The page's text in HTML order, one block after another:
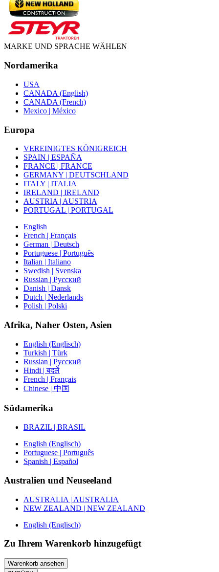
MARKE UND SPRACHE WÄHLEN
Nordamerika
USA
CANADA (English)
CANADA (French)
Mexico | México
Europa
VEREINIGTES KÖNIGREICH
SPAIN | ESPAÑA
FRANCE | FRANCE
GERMANY | DEUTSCHLAND
ITALY | ITALIA
IRELAND | IRELAND
AUSTRIA | AUSTRIA
PORTUGAL | PORTUGAL
English
French | Français
German | Deutsch
Portuguese | Português
Italian | Italiano
Swedish | Svenska
Russian | Русский
Danish | Dansk
Dutch | Nederlands
Polish | Polski
Afrika, Naher Osten, Asien
English (Englisch)
Turkish | Türk
Russian | Русский
Hindi | बदलें
French | Français
Chinese | 中国
Südamerika
BRAZIL | BRASIL
English (Englisch)
Portuguese | Português
Spanish | Español
Australien und Neuseeland
AUSTRALIA | AUSTRALIA
NEW ZEALAND | NEW ZEALAND
English (Englisch)
Zu Ihrem Warenkorb hinzugefügt
Warenkorb ansehen